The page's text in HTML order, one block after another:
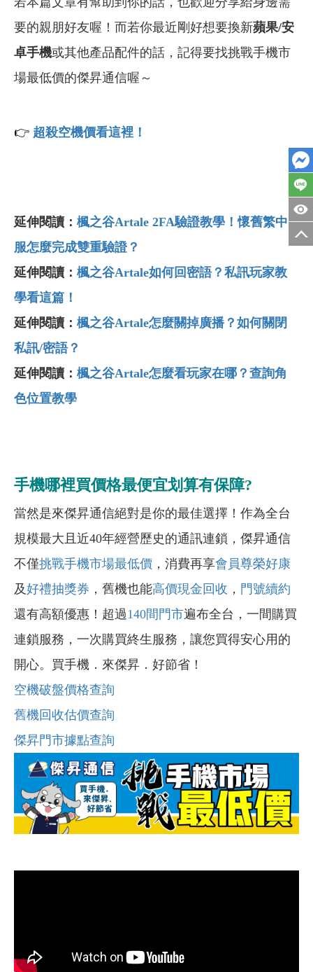
要的親朋好友喔！而若你最近剛好想要換新蘋果/安
卓手機或其他產品配件的話，記得要找挑戰手機市
場最低價的傑昇通信喔～
👉 超殺空機價看這裡！
延伸閱讀： 楓之谷Artale 2FA驗證教學！懷舊繁中
服怎麼完成雙重驗證？
延伸閱讀： 楓之谷Artale如何回密語？私訊玩家教
學看這篇！
延伸閱讀： 楓之谷Artale怎麼關掉廣播？如何關閉
私訊/密語？
延伸閱讀： 楓之谷Artale怎麼看玩家在哪？查詢角
色位置教學
手機哪裡買價格最便宜划算有保障?
當然是來傑昇通信絕對是你的最佳選擇！作為全台
規模最大且近40年經營歷史的通訊連鎖，傑昇通信
不僅挑戰手機市場最低價 ，消費再享會員尊榮好康
及好禮抽獎券 ，舊機也能高價現金回收 ， 門號續約
還有高額優惠！超過140間門市遍布全台，一間購買
連鎖服務，一次購買終生服務，讓您買得安心用的
開心。買手機．來傑昇．好節省！
空機破盤價格查詢
舊機回收估價查詢
傑昇門市據點查詢